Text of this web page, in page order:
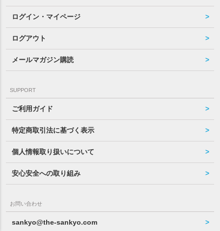
ログイン・マイページ
ログアウト
メールマガジン購読
SUPPORT
ご利用ガイド
特定商取引法に基づく表示
個人情報取り扱いについて
安心安全への取り組み
お問い合わせ
sankyo@the-sankyo.com